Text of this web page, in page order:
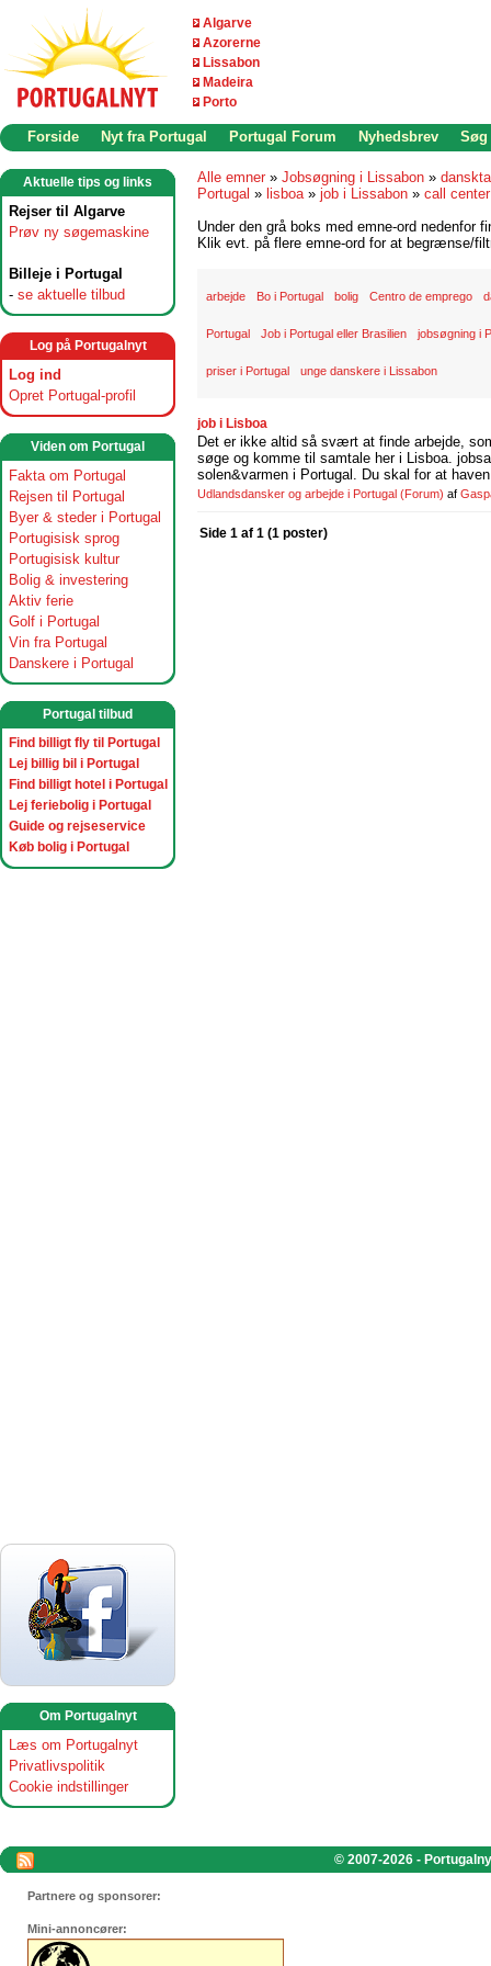
Algarve
Azorerne
Lissabon
Madeira
Porto
Forside Nyt fra Portugal Portugal Forum Nyhedsbrev Søg
Aktuelle tips og links
Rejser til Algarve
Prøv ny søgemaskine
Billeje i Portugal
- se aktuelle tilbud
Log på Portugalnyt
Log ind
Opret Portugal-profil
Viden om Portugal
Fakta om Portugal
Rejsen til Portugal
Byer & steder i Portugal
Portugisisk sprog
Portugisisk kultur
Bolig & investering
Aktiv ferie
Golf i Portugal
Vin fra Portugal
Danskere i Portugal
Portugal tilbud
Find billigt fly til Portugal
Lej billig bil i Portugal
Find billigt hotel i Portugal
Lej feriebolig i Portugal
Guide og rejseservice
Køb bolig i Portugal
Om Portugalnyt
Læs om Portugalnyt
Privatlivspolitik
Cookie indstillinger
Alle emner » Jobsøgning i Lissabon »
Portugal » lisboa» job i Lissabon » call center
Under den grå boks med emne-ord nedenfor
Klik evt. på flere emne-ord for at begrænse/
arbejde Bo i Portugal bolig Centro de emprego
Portugal Job i Portugal eller Brasilien jobsøgning i
priser i Portugal unge danskere i Lissabon
job i Lisboa
Det er ikke altid så svært at finde arbejde,
søge og komme til samtale her i Lisboa.
solen&varmen i Portugal. Du skal for at
Udlandsdansker og arbejde i Portugal (Forum) af
Side 1 af 1 (1 poster)
© 2007-2026 -
Partnere og sponsorer:
Mini-annoncører: